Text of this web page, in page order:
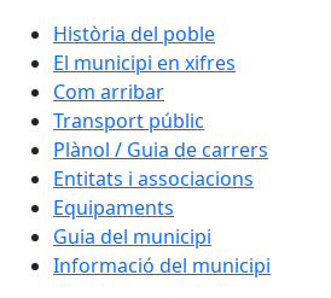
Història del poble
El municipi en xifres
Com arribar
Transport públic
Plànol / Guia de carrers
Entitats i associacions
Equipaments
Guia del municipi
Informació del municipi